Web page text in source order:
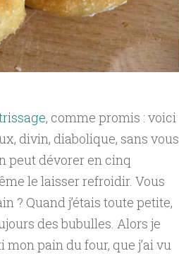
, comme promis : voici
divin, diabolique, sans vous
peut dévorer en cinq
le laisser refroidir. Vous
? Quand j’étais toute petite,
des bubulles. Alors je
pain du four, que j’ai vu